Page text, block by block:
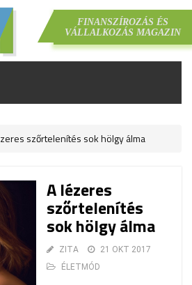
FINANSZÍROZÁS ÉS
VÁLLALKOZÁS MAGAZIN
szőrtelenítés sok hölgy álma
A lézeres
szőrtelenítés
sok hölgy álma
ZITA
21 OKT 2017
ÉLETMÓD